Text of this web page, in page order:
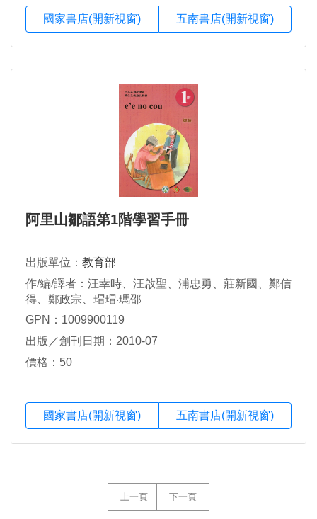
國家書店(開新視窗) 五南書店(開新視窗)
阿里山鄒語第1階學習手冊
出版單位： 教育部
作/編/譯者：汪幸時、汪啟聖、浦忠勇、莊新國、鄭信
得、鄭政宗、瑁瑁‧瑪邵
GPN：1009900119
出版／創刊日期：2010-07
價格：50
國家書店(開新視窗) 五南書店(開新視窗)
上一頁 下一頁